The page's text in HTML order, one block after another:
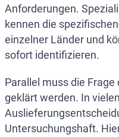
Anforderungen.
kennen die
einzelner Länder und
sofort identifizieren.
Parallel muss die
geklärt werden. In
Untersuchungshaft.